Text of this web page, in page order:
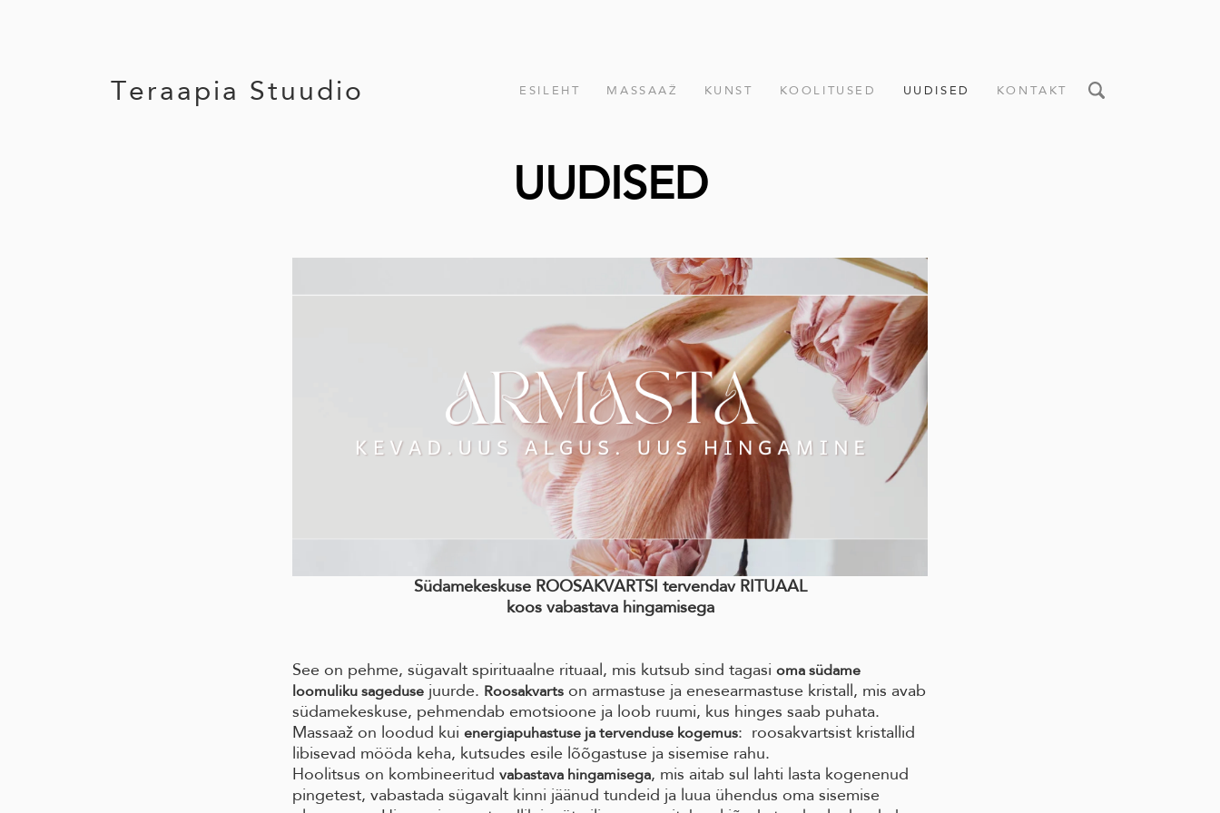
Teraapia Stuudio ESILEHT MASSAAŽ KUNST KOOLITUSED UUDISED KONTAKT
UUDISED
Südamekeskuse ROOSAKVARTSI tervendav RITUAAL
koos vabastava hingamisega
See on pehme, sügavalt spirituaalne rituaal, mis kutsub sind tagasi oma südame
loomuliku sageduse juurde. Roosakvarts on armastuse ja enesearmastuse kristall, mis avab
südamekeskuse, pehmendab emotsioone ja loob ruumi, kus hinges saab puhata.
Massaaž on loodud kui energiapuhastuse ja tervenduse kogemus: roosakvartsist kristallid
libisevad mööda keha, kutsudes esile lõõgastuse ja sisemise rahu.
Hoolitsus on kombineeritud vabastava hingamisega, mis aitab sul lahti lasta kogenenud
pingetest, vabastada sügavalt kinni jäänud tundeid ja luua ühendus oma sisemise